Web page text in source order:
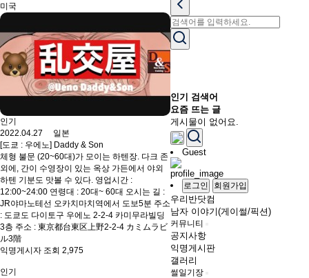
미국
인기
2022.04.27 일본
[도쿄 : 우에노] Daddy & Son
체형 불문 (20~60대)가 모이는 하텐장. 다크 존
외에, 간이 수영장이 있는 옥상 가든에서 야외
하텐 기분도 맛볼 수 있다. 영업시간 :
12:00~24:00 연령대 : 20대~ 60대 오시는 길 :
JR야마노테선 오카치마치역에서 도보5분 주소
: 도쿄도 다이토구 우에노 2-2-4 카미무라빌딩
3층 주소 : 東京都台東区上野2-2-4 カミムラビ
ル3階
익명게시자 조회 2,975
인기
인기 검색어
요즘 뜨는 글
게시물이 없어요.
Guest
로그인 회원가입
우리반닷컴
남자 이야기(게이썰/픽션)
커뮤니티
공지사항
익명게시판
갤러리
썰일기장